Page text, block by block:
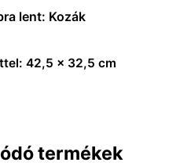
lent: Kozák
42,5 x 32,5 cm
termékek